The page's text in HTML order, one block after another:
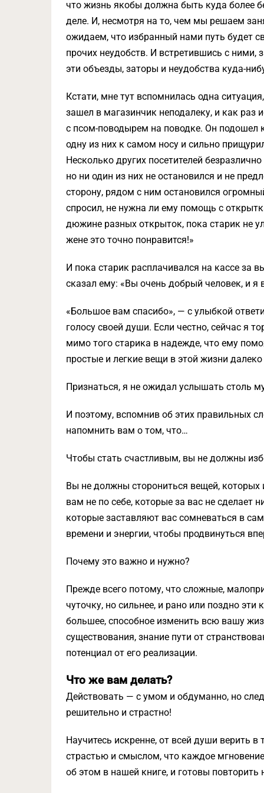
что жизнь якобы должна быть куда более
деле. И, несмотря на то, чем мы решаем
ожидаем, что избранный нами путь будет
прочих неудобств. И встретившись с
эти объезды, заторы и неудобства куда-
Кстати, мне тут вспомнилась одна
зашел в магазинчик неподалеку, и как раз
с псом-поводырем на поводке. Он подошел
одну из них к самом носу и сильно
Несколько других посетителей
но ни один из них не остановился и не
сторону, рядом с ним остановился
спросил, не нужна ли ему помощь с
дюжине разных открыток, пока старик не
жене это точно понравится!»
И пока старик расплачивался на кассе за
сказал ему: «Вы очень добрый человек, и
«Большое вам спасибо», — с улыбкой
голосу своей души. Если честно, сейчас я
мимо того старика в надежде, что ему
простые и легкие вещи в этой жизни
Признаться, я не ожидал услышать столь
И поэтому, вспомнив об этих правильных
напомнить вам о том, что…
Чтобы стать счастливым, вы не должны
Вы не должны сторониться вещей,
вам не по себе, которые за вас не сделает
которые заставляют вас сомневаться в
времени и энергии, чтобы продвинуться
Почему это важно и нужно?
Прежде всего потому, что сложные,
чуточку, но сильнее, и рано или поздно
большее, способное изменить всю вашу
существования, знание пути от
потенциал от его реализации.
Что же вам делать?
Действовать — с умом и обдуманно, но
решительно и страстно!
Научитесь искренне, от всей души верить
страстью и смыслом, что каждое
об этом в нашей книге, и готовы